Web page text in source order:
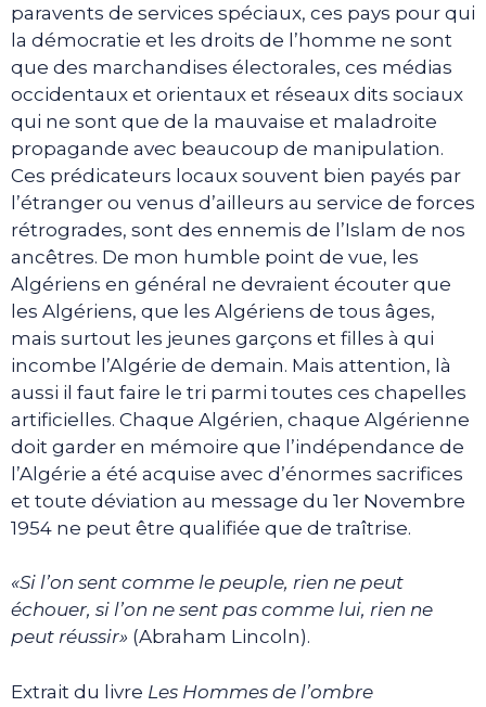
paravents de services spéciaux, ces pays pour qui
la démocratie et les droits de l’homme ne sont
que des marchandises électorales, ces médias
occidentaux et orientaux et réseaux dits sociaux
qui ne sont que de la mauvaise et maladroite
propagande avec beaucoup de manipulation.
Ces prédicateurs locaux souvent bien payés par
l’étranger ou venus d’ailleurs au service de forces
rétrogrades, sont des ennemis de l’Islam de nos
ancêtres. De mon humble point de vue, les
Algériens en général ne devraient écouter que
les Algériens, que les Algériens de tous âges,
mais surtout les jeunes garçons et filles à qui
incombe l’Algérie de demain. Mais attention, là
aussi il faut faire le tri parmi toutes ces chapelles
artificielles. Chaque Algérien, chaque Algérienne
doit garder en mémoire que l’indépendance de
l’Algérie a été acquise avec d’énormes sacrifices
et toute déviation au message du 1er Novembre
1954 ne peut être qualifiée que de traîtrise.
«Si l’on sent comme le peuple, rien ne peut
échouer, si l’on ne sent pas comme lui, rien ne
peut réussir» (Abraham Lincoln).
Extrait du livre Les Hommes de l’ombre